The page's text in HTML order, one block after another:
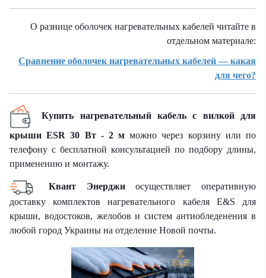
О разнице оболочек нагревательных кабелей читайте в
отдельном материале:
Сравнение оболочек нагревательных кабелей — какая
для чего?
Купить нагревательный кабель с вилкой для
крыши ESR 30 Вт - 2 м можно через корзину или по
телефону с бесплатной консультацией по подбору длины,
применению и монтажу.
Квант Энерджиосуществляет оперативную
доставку комплектов нагревательного кабеля E&S для
крыши, водостоков, желобов и систем антиобледенения в
любой город Украины на отделение Новой почты.